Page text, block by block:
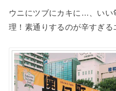
ウニにツブにカキに…、いい
理！素通りするのが辛すぎる